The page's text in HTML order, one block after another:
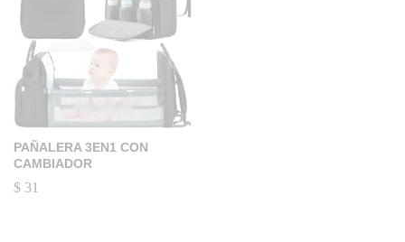
PAÑALERA 3EN1 CON
CAMBIADOR
$ 31